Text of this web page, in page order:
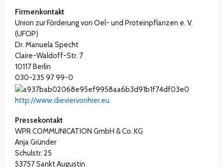
Firmenkontakt
Union zur Förderung von Oel- und Proteinpflanzen e. V.
(UFOP)
Dr. Manuela Specht
Claire-Waldoff-Str. 7
10117 Berlin
030-235 97 99-0
http://www.dieviervonhier.eu
Pressekontakt
WPR COMMUNICATION GmbH & Co. KG
Anja Gründer
Schulstr. 25
53757 Sankt Augustin